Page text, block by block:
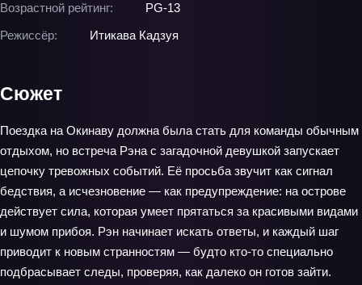
Возрастной рейтинг:
PG-13
Режиссёр:
Итикава Кадзуя
Сюжет
Поездка на Окинаву должна была стать для команды обычным
отдыхом, но встреча Рэна с загадочной девушкой запускает
цепочку тревожных событий. Её просьба звучит как сигнал
бедствия, а исчезновение — как предупреждение: на острове
действует сила, которая умеет прятаться за красивыми видами
и шумом прибоя. Рэн начинает искать ответы, и каждый шаг
приводит к новым странностям — будто кто‑то специально
подбрасывает следы, проверяя, как далеко он готов зайти.